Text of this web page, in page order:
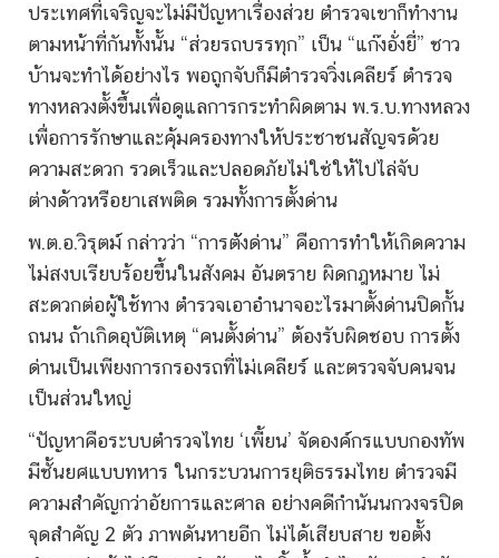
ประเทศที่เจริญจะไม่มีปัญหาเรื่องส่วย ตำรวจเขาก็ทำงาน
ตามหน้าที่กันทั้งนั้น “ส่วยรถบรรทุก” เป็น “แก๊งอั่งยี่” ชาว
บ้านจะทำได้อย่างไร พอถูกจับก็มีตำรวจวิ่งเคลียร์ ตำรวจ
ทางหลวงตั้งขึ้นเพื่อดูแลการกระทำผิดตาม พ.ร.บ.ทางหลวง
เพื่อการรักษาและคุ้มครองทางให้ประชาชนสัญจรด้วย
ความสะดวก รวดเร็วและปลอดภัยไม่ใช่ให้ไปไล่จับ
ต่างด้าวหรือยาเสพติด รวมทั้งการตั้งด่าน
พ.ต.อ.วิรุตม์ กล่าวว่า “การตัังด่าน” คือการทำให้เกิดความ
ไม่สงบเรียบร้อยขึ้นในสังคม อันตราย ผิดกฎหมาย ไม่
สะดวกต่อผู้ใช้ทาง ตำรวจเอาอำนาจอะไรมาตั้งด่านปิดกั้น
ถนน ถ้าเกิดอุบัติเหตุ “คนตั้งด่าน” ต้องรับผิดชอบ การตั้ง
ด่านเป็นเพียงการกรองรถที่ไม่เคลียร์ และตรวจจับคนจน
เป็นส่วนใหญ่
“ปัญหาคือระบบตำรวจไทย ‘เพี้ยน’ จัดองค์กรแบบกองทัพ
มีชั้นยศแบบทหาร ในกระบวนการยุติธรรมไทย ตำรวจมี
ความสำคัญกว่าอัยการและศาล อย่างคดีกำนันนกวงจรปิด
จุดสำคัญ 2 ตัว ภาพดันหายอีก ไม่ได้เสียบสาย ขอตั้ง